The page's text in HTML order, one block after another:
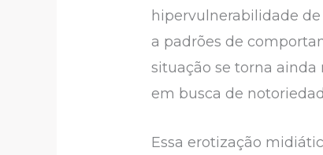
hipervulnerabilidade
a padrões de
situação se torna ainda
em busca de
Essa erotização